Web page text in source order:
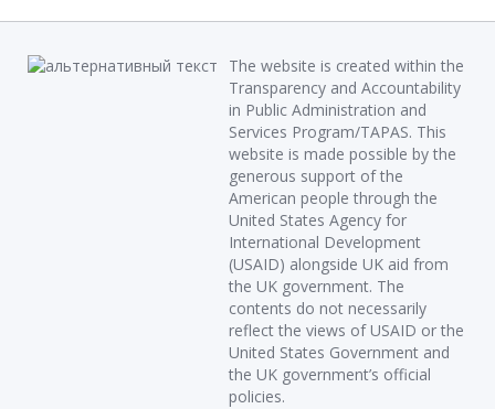
The website is created within the
Transparency and Accountability
in Public Administration and
Services Program/TAPAS. This
website is made possible by the
generous support of the
American people through the
United States Agency for
International Development
(USAID) alongside UK aid from
the UK government. The
contents do not necessarily
reflect the views of USAID or the
United States Government and
the UK government’s official
policies.